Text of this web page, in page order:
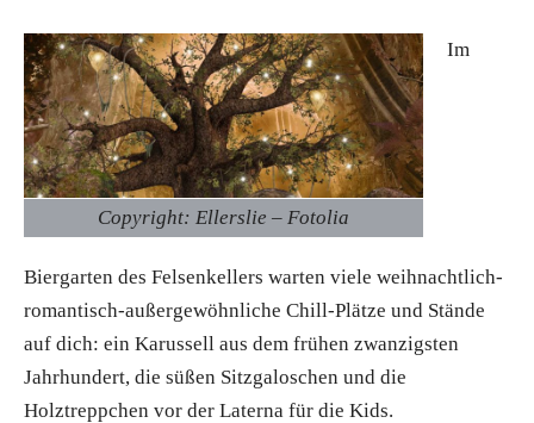
Copyright: Ellerslie – Fotolia
Im
Biergarten des Felsenkellers warten viele weihnachtlich-
romantisch-außergewöhnliche Chill-Plätze und Stände
auf dich: ein Karussell aus dem frühen zwanzigsten
Jahrhundert, die süßen Sitzgaloschen und die
Holztreppchen vor der Laterna für die Kids.